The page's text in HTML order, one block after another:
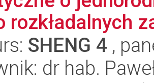
rozkładalnych
SHENG 4 ,
dr hab.